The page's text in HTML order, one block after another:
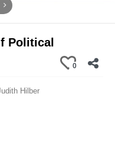
Political
0
Hilber